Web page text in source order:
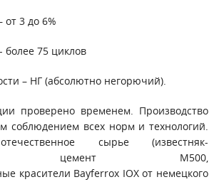
3 до 6%
более 75 циклов
– НГ (абсолютно негорючий).
проверено временем. Производство
соблюдением всех норм и технологий.
сырье (известняк-
цемент М500,
красители Bayferrox IOX от немецкого